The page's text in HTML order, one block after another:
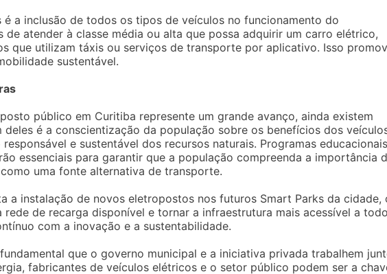
a inclusão de todos os tipos de veículos no funcionamento do
atender à classe média ou alta que possa adquirir um carro elétrico,
que utilizam táxis ou serviços de transporte por aplicativo. Isso
sustentável.
público em Curitiba represente um grande avanço, ainda existem
deles é a conscientização da população sobre os benefícios dos
e sustentável dos recursos naturais. Programas
essenciais para garantir que a população compreenda a importância
uma fonte alternativa de transporte.
a instalação de novos eletropostos nos futuros Smart Parks da cidade,
de recarga disponível e tornar a infraestrutura mais acessível a
com a inovação e a sustentabilidade.
que o governo municipal e a iniciativa privada trabalhem
fabricantes de veículos elétricos e o setor público podem ser a